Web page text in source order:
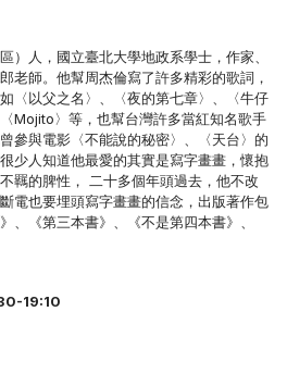
）人，國立臺北大學地政系學士，作家、
老師。他幫周杰倫寫了許多精彩的歌詞，
〈以父之名〉、〈夜的第七章〉、〈牛仔
Mojito〉等，也幫台灣許多當紅知名歌手
參與電影〈不能說的秘密〉、〈天台〉的
少人知道他最愛的其實是寫字畫畫，懷抱
羈的脾性， 二十多個年頭過去，他不改
電也要埋頭寫字畫畫的信念，出版著作包
、《第三本書》、《不是第四本書》、
19:10